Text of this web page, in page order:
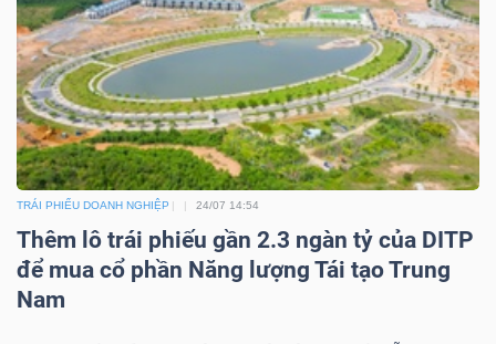
TRÁI PHIẾU DOANH NGHIỆP 24/07 14:54
Thêm lô trái phiếu gần 2.3 ngàn tỷ của DITP
để mua cổ phần Năng lượng Tái tạo Trung
Nam
Dịch
vụ
(-)
Đào
tạo